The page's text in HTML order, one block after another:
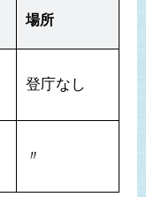
場所
登庁なし
〃